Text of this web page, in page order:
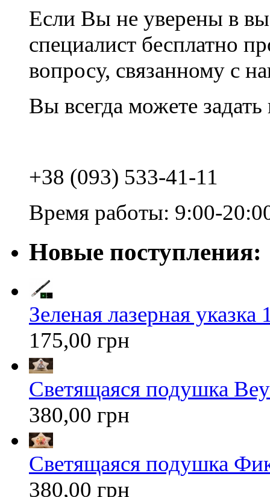
Если Вы не уверены в
специалист бесплатно
вопросу, связанному с
Вы всегда можете
+38 (093) 533-41-11
Время работы: 9:00-
Новые поступления:
Зеленая лазерная
175,00 грн
Светящаяся подушка
380,00 грн
Светящаяся подушка
380,00 грн